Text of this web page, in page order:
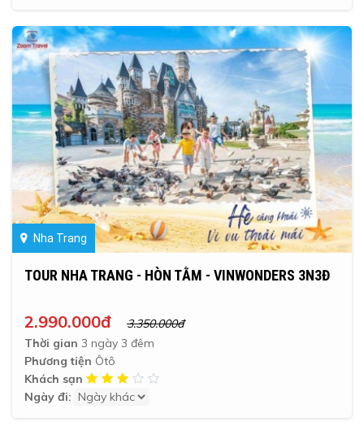
Nha Trang
TOUR NHA TRANG - HÒN TẰM - VINWONDERS 3N3Đ
2.990.000đ
3.350.000đ
Thời gian 3 ngày 3 đêm
Phương tiện Ôtô
Khách sạn
Ngày đi: